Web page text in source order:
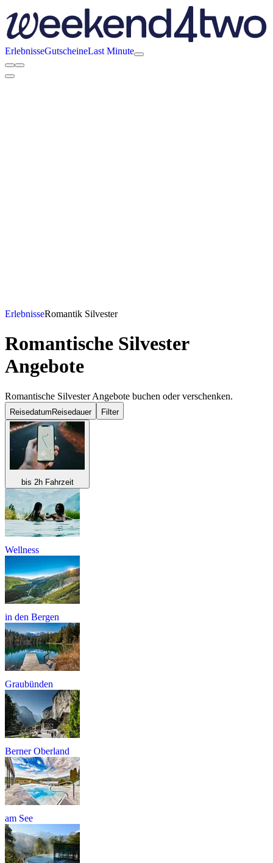
ErlebnisseGutscheineLast Minute
ErlebnisseRomantik Silvester
Romantische Silvester
Angebote
Romantische Silvester Angebote buchen oder verschenken.
Reisedatum Reisedauer Filter
bis 2h Fahrzeit
Wellness
in den Bergen
Graubünden
Berner Oberland
am See